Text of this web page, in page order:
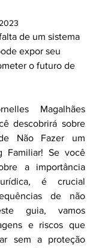
de um sistema
expor seu
o futuro de
Magalhães
descobrirá sobre
Não Fazer um
Familiar! Se você
a importância
é crucial
de não
guia, vamos
e riscos que
sem a proteção